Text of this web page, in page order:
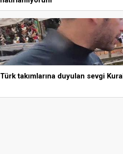
Türk takımlarına duyulan sevgi